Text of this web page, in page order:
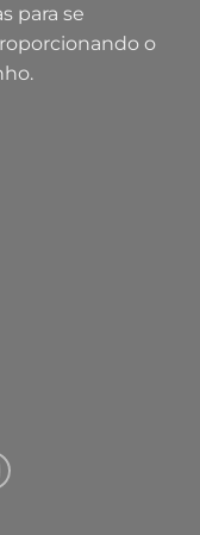
para se
o